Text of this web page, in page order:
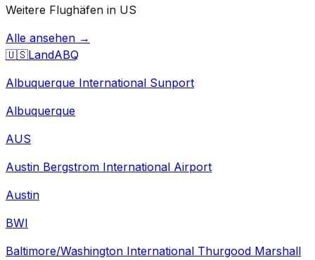
Weitere Flughäfen in US
Alle ansehen →
🇺🇸LandABQ
Albuquerque International Sunport
Albuquerque
AUS
Austin Bergstrom International Airport
Austin
BWI
Baltimore/Washington International Thurgood Marshall